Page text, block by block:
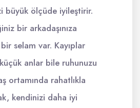
büyük ölçüde iyileştirir.
bir arkadaşınıza
selam var. Kayıplar
anlar bile ruhunuzu
ortamında rahatlıkla
kendinizi daha iyi